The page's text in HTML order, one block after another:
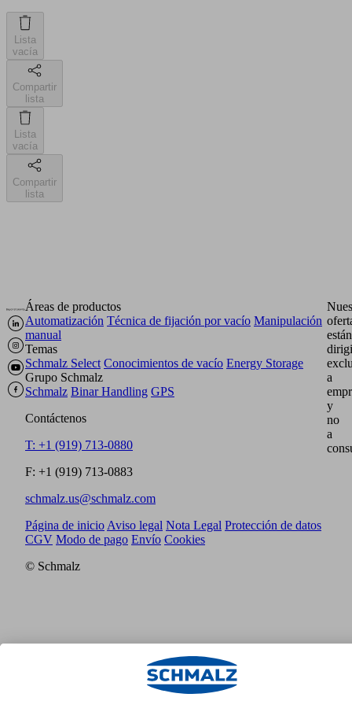
Lista
vacía
Compartir
lista
Lista
vacía
Compartir
lista
Áreas de productos
Automatización Técnica de fijación por vacío Manipulación
manual
Temas
Schmalz Select Conocimientos de vacío Energy Storage
Grupo Schmalz
Schmalz Binar Handling GPS
Contáctenos
T: +1 (919) 713-0880
F: +1 (919) 713-0883
schmalz.us@schmalz.com
están
a
y
no
a
Página de inicio Aviso legal Nota Legal Protección de datos
CGV Modo de pago Envío Cookies
© Schmalz